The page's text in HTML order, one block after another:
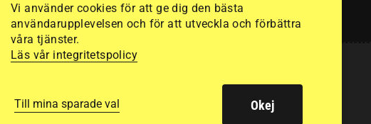
från 119:-/mån
Vi använder cookies för att ge dig den bästa
användarupplevelsen och för att utveckla och förbättra
våra tjänster.
Läs vår integritetspolicy
Till mina sparade val Okej